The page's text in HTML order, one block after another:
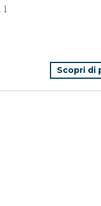
Scopri di